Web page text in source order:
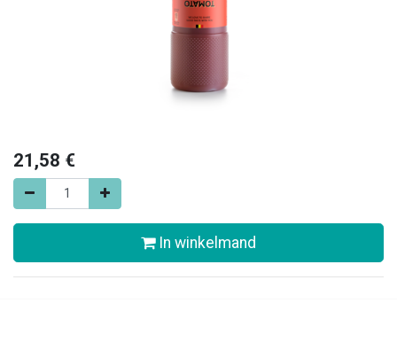
21,58 €
In winkelmand